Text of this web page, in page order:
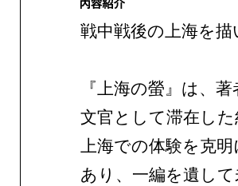
戦中戦後の上海を
『上海の螢』は、
文官として滞在し
上海での体験を克
あり、一編を遺し